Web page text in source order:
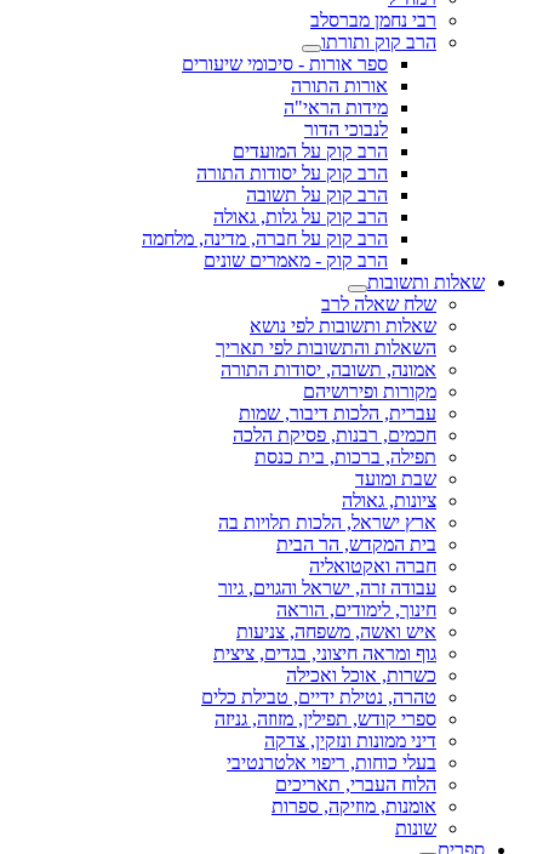
רבי נחמן מברסלב
הרב קוק ותורתו
ספר אורות - סיכומי שיעורים
אורות התורה
מידות הראי"ה
לנבוכי הדור
הרב קוק על המועדים
הרב קוק על יסודות התורה
הרב קוק על תשובה
הרב קוק על גלות, גאולה
הרב קוק על חברה, מדינה, מלחמה
הרב קוק - מאמרים שונים
שאלות ותשובות
שלח שאלה לרב
שאלות ותשובות לפי נושא
השאלות והתשובות לפי תאריך
אמונה, תשובה, יסודות התורה
מקורות ופירושיהם
עברית, הלכות דיבור, שמות
חכמים, רבנות, פסיקת הלכה
תפילה, ברכות, בית כנסת
שבת ומועד
ציונות, גאולה
ארץ ישראל, הלכות תלויות בה
בית המקדש, הר הבית
חברה ואקטואליה
עבודה זרה, ישראל והגוים, גיור
חינוך, לימודים, הוראה
איש ואשה, משפחה, צניעות
גוף ומראה חיצוני, בגדים, ציצית
כשרות, אוכל ואכילה
טהרה, נטילת ידיים, טבילת כלים
ספרי קודש, תפילין, מזוזה, גניזה
דיני ממונות ונזקין, צדקה
בעלי כוחות, ריפוי אלטרנטיבי
הלוח העברי, תאריכים
אומנות, מוזיקה, ספרות
שונות
ספרים